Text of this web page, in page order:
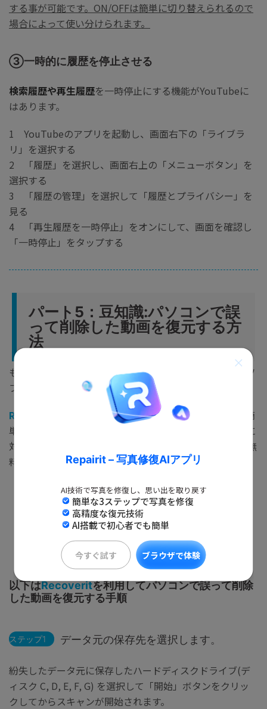
Repairit – 写真修復AIアプリ
AI技術で写真を修復し、思い出を取り戻す
簡単な3ステップで写真を修復
高精度な復元技術
AI搭載で初心者でも簡単
今すぐ試す ブラウザで体験
する事が可能です。ON/OFFは簡単に切り替えられるので
場合によって使い分けられます。
③一時的に履歴を停止させる
検索履歴や再生履歴を一時停止にする機能がYouTubeに
はあります。
1 YouTubeのアプリを起動し、画面右下の「ライブラ
リ」を選択する
2 「履歴」を選択し、画面右上の「メニューボタン」を
選択する
3 「履歴の管理」を選択して「履歴とプライバシー」を
見る
4 「再生履歴を一時停止」をオンにして、画面を確認し
「一時停止」をタップする
パート5：豆知識:パソコンで誤
って削除した動画を復元する方
法
もし誤って動画を削除してしまったおなら、データ復元ソ
フト「
Recoverit」をご利用ください。
Recoverit
は初心者にもわかりやすい画面と複雑でない簡
単な操作が特徴です。互換性が高く全てのファイル形式に
対応できるので失った動画ファルの形式を問いません。無
料版もございますのでぜひお気軽にお試しください。
無料ダウンロード
無料ダウンロード
以下はRecoveritを利用してパソコンで誤って削除
した動画を復元する手順
ステップ1 データ元の保存先を選択します。
紛失したデータ元に保存したハードディスクドライブ(デ
ィスク C, D, E, F, G) を選択して「開始」ボタンをクリッ
クしてからスキャンが開始されます。